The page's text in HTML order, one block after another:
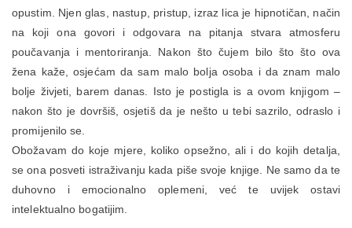
opustim. Njen glas, nastup, pristup, izraz lica je hipnotičan, način
na koji ona govori i odgovara na pitanja stvara atmosferu
poučavanja i mentoriranja. Nakon što čujem bilo što što ova
žena kaže, osjećam da sam malo bolja osoba i da znam malo
bolje živjeti, barem danas. Isto je postigla is a ovom knjigom –
nakon što je dovršiš, osjetiš da je nešto u tebi sazrilo, odraslo i
promijenilo se.
Obožavam do koje mjere, koliko opsežno, ali i do kojih detalja,
se ona posveti istraživanju kada piše svoje knjige. Ne samo da te
duhovno i emocionalno oplemeni, već te uvijek ostavi
intelektualno bogatijim.